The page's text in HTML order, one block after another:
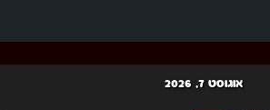
אוגוסט 7, 2026